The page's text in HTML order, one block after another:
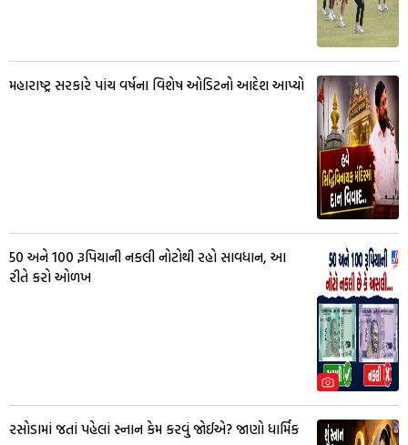
મહારાષ્ટ્ર સરકારે પાંચ વર્ષના વિશેષ ઓડિટનો આદેશ આપ્યો
50 અને 100 રૂપિયાની નકલી નોટોથી રહો સાવધાન, આ
રીતે કરો ઓળખ
રસોડામાં જતાં પહેલાં સ્નાન કેમ કરવું જોઈએ? જાણો ધાર્મિક